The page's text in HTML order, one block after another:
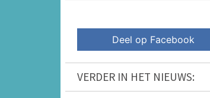
Deel op Facebook
VERDER IN HET NIEUWS: